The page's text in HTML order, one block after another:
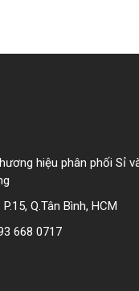
hiệu phân phối Sỉ
Q.Tân Bình, HCM
668 0717